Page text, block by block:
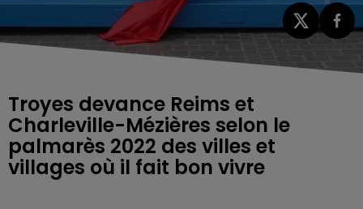
Troyes devance Reims et
Charleville-Mézières selon le
palmarès 2022 des villes et
villages où il fait bon vivre